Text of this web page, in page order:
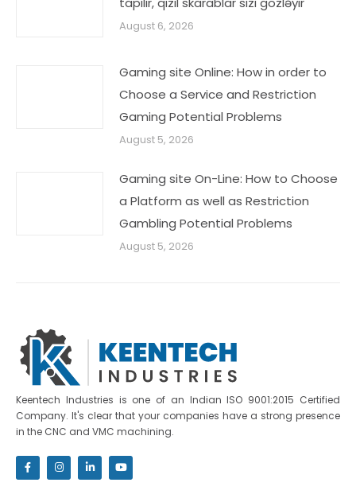
August 6, 2026
Gaming site Online: How in order to
Choose a Service and Restriction
Gaming Potential Problems
August 5, 2026
Gaming site On-Line: How to Choose
a Platform as well as Restriction
Gambling Potential Problems
August 5, 2026
Keentech Industries is one of an Indian ISO 9001:2015 Certified
Company. It's clear that your companies have a strong presence
in the CNC and VMC machining.